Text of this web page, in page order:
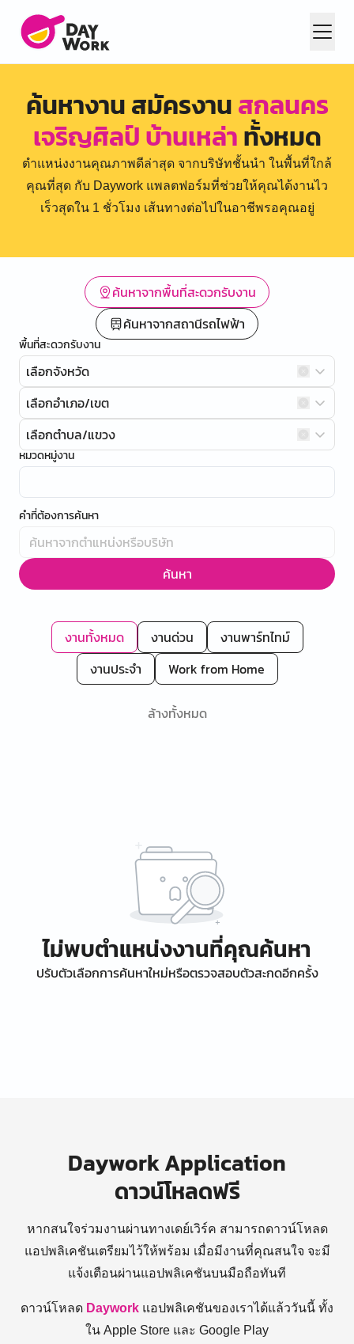
ค้นหางาน สมัครงานสกลนคร
เจริญศิลป์ บ้านเหล่าทั้งหมด
ตำแหน่งงานคุณภาพดีล่าสุด จากบริษัทชั้นนำ ในพื้นที่ใกล้
คุณที่สุด กับ Daywork แพลตฟอร์มที่ช่วยให้คุณได้งานไว
เร็วสุดใน 1 ชั่วโมง เส้นทางต่อไปในอาชีพรอคุณอยู่
ค้นหาจากพื้นที่สะดวกรับงาน
ค้นหาจากสถานีรถไฟฟ้า
พื้นที่สะดวกรับงาน
เลือกจังหวัด
เลือกอำเภอ/เขต
เลือกตำบล/แขวง
หมวดหมู่งาน
คำที่ต้องการค้นหา
ค้นหา
งานทั้งหมด งานด่วน
งานพาร์ทไทม์
งานประจำ
Work from Home
ล้างทั้งหมด
ไม่พบตำแหน่งงานที่คุณค้นหา
ปรับตัวเลือกการค้นหาใหม่หรือตรวจสอบตัวสะกดอีกครั้ง
Daywork Application
ดาวน์โหลดฟรี
หากสนใจร่วมงานผ่านทางเดย์เวิร์ค สามารถดาวน์โหลด
แอปพลิเคชันเตรียมไว้ให้พร้อม เมื่อมีงานที่คุณสนใจ จะมี
แจ้งเตือนผ่านแอปพลิเคชันบนมือถือทันที
ดาวน์โหลด Daywork แอปพลิเคชันของเราได้แล้ววันนี้ ทั้ง
ใน Apple Store และ Google Play